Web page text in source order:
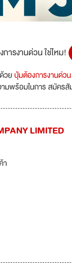
ารงานด่วน ใช่ไหม!
ด้วยปุ่มต้องการงานด่วน
ามพร้อมในการ สมัคร
LIMITED
า